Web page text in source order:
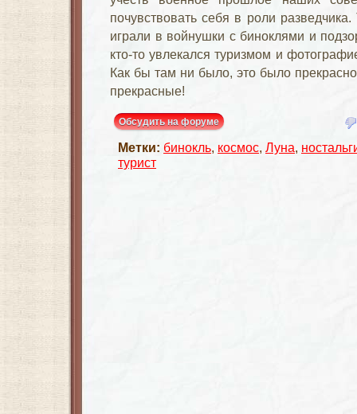
почувствовать себя в роли
играли в войнушки с биноклями и
кто-то увлекался туризмом и
Как бы там ни было, это было
прекрасные!
Обсудить на форуме
Метки: бинокль, космос, Луна,
турист